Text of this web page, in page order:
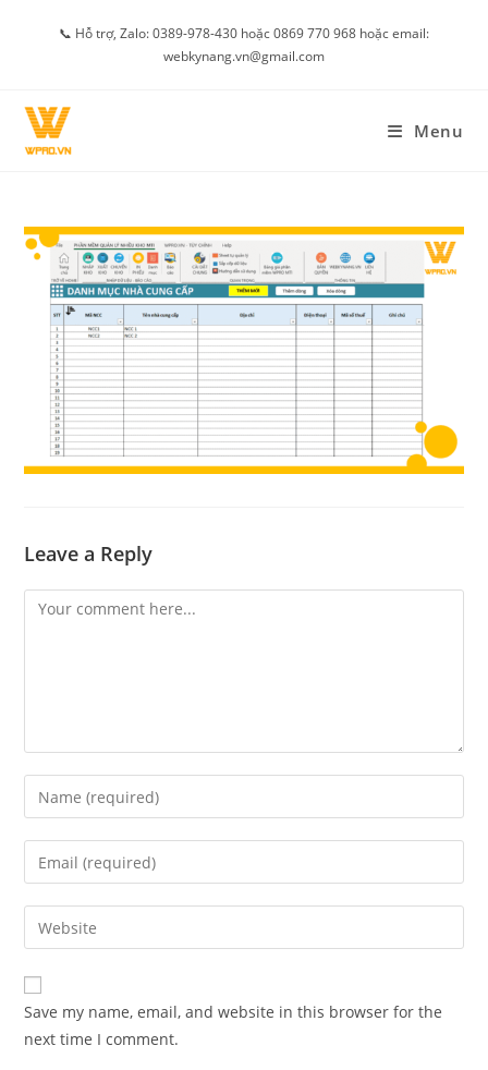
📞 Hỗ trợ, Zalo: 0389-978-430 hoặc 0869 770 968 hoặc email:
webkynang.vn@gmail.com
Menu
Leave a Reply
Comment
Enter
your
name
comment
Enter
your
email
address
comment
Enter
your
website
URL
(optional)
Save my name, email, and website in this browser for the
next time I comment.